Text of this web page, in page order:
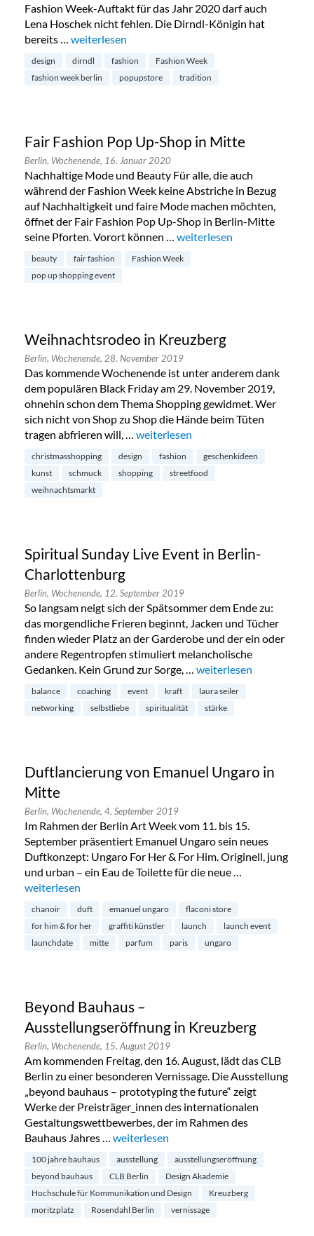
Fashion Week-Auftakt für das Jahr 2020 darf auch
Lena Hoschek nicht fehlen. Die Dirndl-Königin hat
bereits … „Lena Hoschek Pop Up Store Berlin“
weiterlesen
design dirndl fashion
Fashion Week
fashion week berlin
popupstore tradition
Fair Fashion Pop Up-Shop in Mitte
Berlin, Wochenende, 16. Januar 2020
Nachhaltige Mode und Beauty Für alle, die auch
während der Fashion Week keine Abstriche in Bezug
auf Nachhaltigkeit und faire Mode machen möchten,
öffnet der Fair Fashion Pop Up-Shop in Berlin-Mitte
seine Pforten. Vorort können … „Fair Fashion Pop Up-Shop
weiterlesen
beauty fair fashion
Fashion Week
pop up shopping event
Weihnachtsrodeo in Kreuzberg
Berlin, Wochenende, 28. November 2019
Das kommende Wochenende ist unter anderem dank
dem populären Black Friday am 29. November 2019,
ohnehin schon dem Thema Shopping gewidmet. Wer
sich nicht von Shop zu Shop die Hände beim Tüten
tragen abfrieren will, … „Weihnachtsrodeo in Kreuzberg“
weiterlesen
christmasshopping design fashion
geschenkideen
kunst
schmuck shopping
streetfood
weihnachtsmarkt
Spiritual Sunday Live Event in Berlin-
Charlottenburg
Berlin, Wochenende, 12. September 2019
So langsam neigt sich der Spätsommer dem Ende zu:
das morgendliche Frieren beginnt, Jacken und Tücher
finden wieder Platz an der Garderobe und der ein oder
andere Regentropfen stimuliert melancholische
Gedanken. Kein Grund zur Sorge, … „Spiritual Sunday Live
weiterlesen
balance coaching event kraft
laura seiler
networking
selbstliebe spiritualität stärke
Duftlancierung von Emanuel Ungaro in
Mitte
Berlin, Wochenende, 4. September 2019
Im Rahmen der Berlin Art Week vom 11. bis 15.
September präsentiert Emanuel Ungaro sein neues
Duftkonzept: Ungaro For Her & For Him. Originell, jung
und urban – ein Eau de Toilette für die neue …
„Duftlancierung von Emanuel Ungaro in Mitte“
weiterlesen
chanoir duft emanuel ungaro
flaconi store
for him & for her
graffiti künstler launch
launch event
launchdate
mitte parfum paris ungaro
Beyond Bauhaus –
Ausstellungseröffnung in Kreuzberg
Berlin, Wochenende, 15. August 2019
Am kommenden Freitag, den 16. August, lädt das CLB
Berlin zu einer besonderen Vernissage. Die Ausstellung
„beyond bauhaus – prototyping the future“ zeigt
Werke der Preisträger_innen des internationalen
Gestaltungswettbewerbes, der im Rahmen des
Bauhaus Jahres … „Beyond Bauhaus –
weiterlesen
100 jahre bauhaus ausstellung
ausstellungseröffnung
beyond bauhaus
CLB Berlin
Design Akademie
Hochschule für Kommunikation und Design
Kreuzberg
moritzplatz
Rosendahl Berlin vernissage